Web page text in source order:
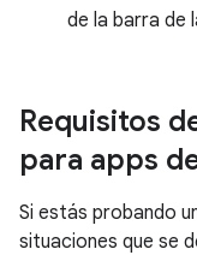
de la barra de
Requisitos
para apps
Si estás probando
situaciones que se